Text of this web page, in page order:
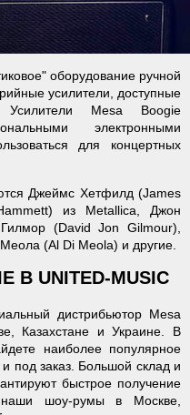
оборудование ручной
усилители, доступные
Усилители Mesa Boogie
электронными
для концертных
Джеймс Хетфилд (James
из Metallica, Джон
(David Jon Gilmour),
(Al Di Meola) и другие.
В UNITED-MUSIC
дистрибьютор Mesa
Казахстане и Украине. В
наиболее популярное
под заказ. Большой склад и
быстрое получение
наши шоу-румы в Москве,